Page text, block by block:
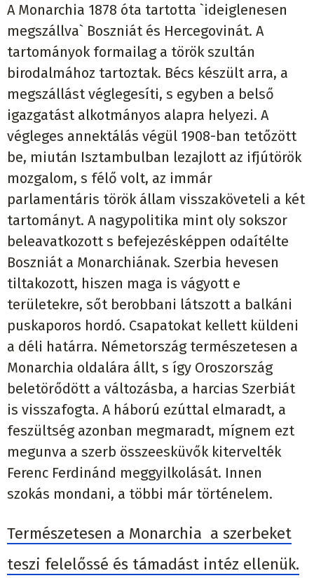
A Monarchia 1878 óta tartotta `ideiglenesen
megszállva` Boszniát és Hercegovinát. A
tartományok formailag a török szultán
birodalmához tartoztak. Bécs készült arra, a
megszállást véglegesíti, s egyben a belső
igazgatást alkotmányos alapra helyezi. A
végleges annektálás végül 1908-ban tetőzött
be, miután Isztambulban lezajlott az ifjútörök
mozgalom, s félő volt, az immár
parlamentáris török állam visszaköveteli a két
tartományt. A nagypolitika mint oly sokszor
beleavatkozott s befejezésképpen odaítélte
Boszniát a Monarchiának. Szerbia hevesen
tiltakozott, hiszen maga is vágyott e
területekre, sőt berobbani látszott a balkáni
puskaporos hordó. Csapatokat kellett küldeni
a déli határra. Németország természetesen a
Monarchia oldalára állt, s így Oroszország
beletörődött a változásba, a harcias Szerbiát
is visszafogta. A háború ezúttal elmaradt, a
feszültség azonban megmaradt, mígnem ezt
megunva a szerb összeesküvők kitervelték
Ferenc Ferdinánd meggyilkolását. Innen
szokás mondani, a többi már történelem.
Természetesen a Monarchia a szerbeket
teszi felelőssé és támadást intéz ellenük.